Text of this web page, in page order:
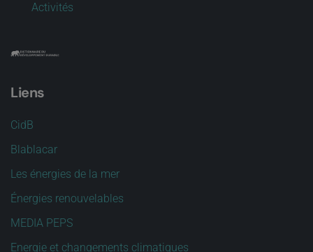
Activités
Liens
CidB
Blablacar
Les énergies de la mer
Énergies renouvelables
MEDIA PEPS
Energie et changements climatiques